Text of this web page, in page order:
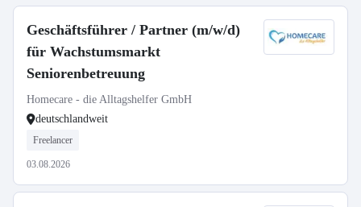
Geschäftsführer / Partner (m/w/d)
für Wachstumsmarkt
Seniorenbetreuung
Homecare - die Alltagshelfer GmbH
deutschlandweit
Freelancer
03.08.2026